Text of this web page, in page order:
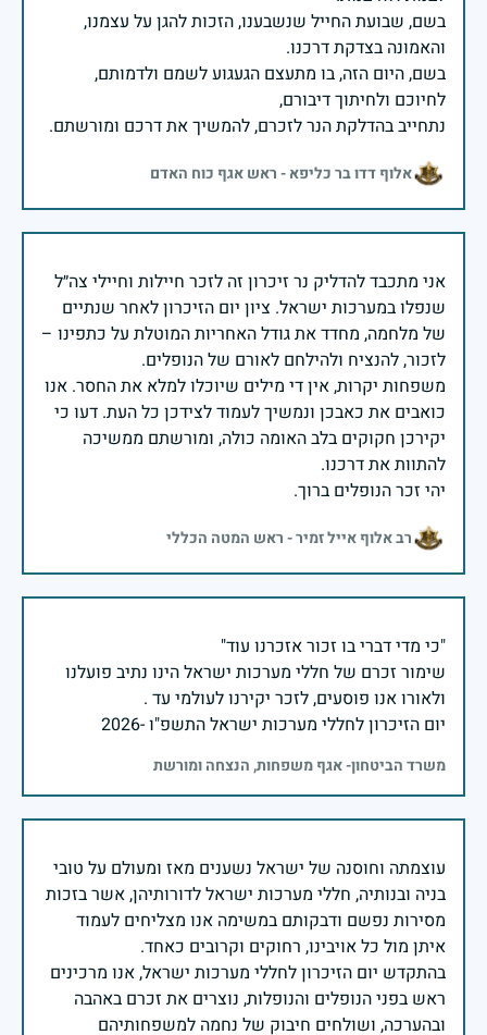
בשם, שבועת החייל שנשבענו, הזכות להגן על עצמנו,
בשם, היום הזה, בו מתעצם הגעגוע לשמם ולדמותם,
נתחייב בהדלקת הנר לזכרם, להמשיך את דרכם ומורשתם.
אלוף דדו בר כליפא - ראש אגף כוח האדם
אני מתכבד להדליק נר זיכרון זה לזכר חיילות וחיילי צה״ל
שנפלו במערכות ישראל. ציון יום הזיכרון לאחר שנתיים
של מלחמה, מחדד את גודל האחריות המוטלת על כתפינו –
משפחות יקרות, אין די מילים שיוכלו למלא את החסר. אנו
כואבים את כאבכן ונמשיך לעמוד לצידכן כל העת. דעו כי
יקירכן חקוקים בלב האומה כולה, ומורשתם ממשיכה
יהי זכר הנופלים ברוך.
רב אלוף אייל זמיר - ראש המטה הכללי
שימור זכרם של חללי מערכות ישראל הינו נתיב פועלנו
יום הזיכרון לחללי מערכות ישראל התשפ"ו -2026
משרד הביטחון- אגף משפחות, הנצחה ומורשת
עוצמתה וחוסנה של ישראל נשענים מאז ומעולם על טובי
בניה ובנותיה, חללי מערכות ישראל לדורותיהן, אשר בזכות
מסירות נפשם ודבקותם במשימה אנו מצליחים לעמוד
בהתקדש יום הזיכרון לחללי מערכות ישראל, אנו מרכינים
ראש בפני הנופלים והנופלות, נוצרים את זכרם באהבה
ובהערכה, ושולחים חיבוק של נחמה למשפחותיהם